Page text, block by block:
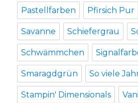
Pastellfarben Pfirsich Pur
Savanne Schiefergrau
Schwämmchen
Smaragdgrün So viele
Stampin' Dimensionals